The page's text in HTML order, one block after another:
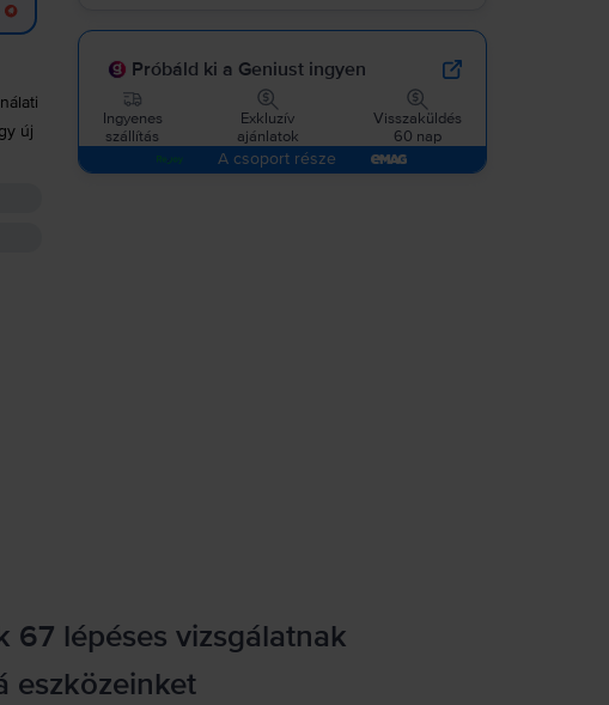
új
Próbáld ki a Geniust ingyen
Ingyenes
szállítás
Exkluzív
ajánlatok
Visszaküldés
60 nap
A csoport része
67 lépéses vizsgálatnak
eszközeinket